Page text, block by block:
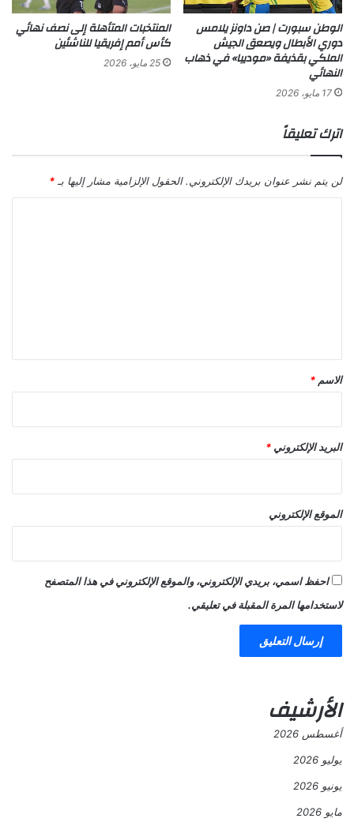
الوطن سبورت | صن داونز يلامس
دوري الأبطال ويصعق الجيش
الملكي بقذيفة «موديبا» في ذهاب
النهائي
17 مايو، 2026
المنتخبات المتأهلة إلى نصف نهائي
كأس أمم إفريقيا للناشئين
25 مايو، 2026
اترك تعليقاً
لن يتم نشر عنوان بريدك الإلكتروني. الحقول الإلزامية مشار إليها بـ *
*
الاسم *
البريد الإلكتروني *
الموقع الإلكتروني
احفظ اسمي، بريدي الإلكتروني، والموقع الإلكتروني في هذا المتصفح
لاستخدامها المرة المقبلة في تعليقي.
الأرشيف
أغسطس 2026
يوليو 2026
يونيو 2026
مايو 2026